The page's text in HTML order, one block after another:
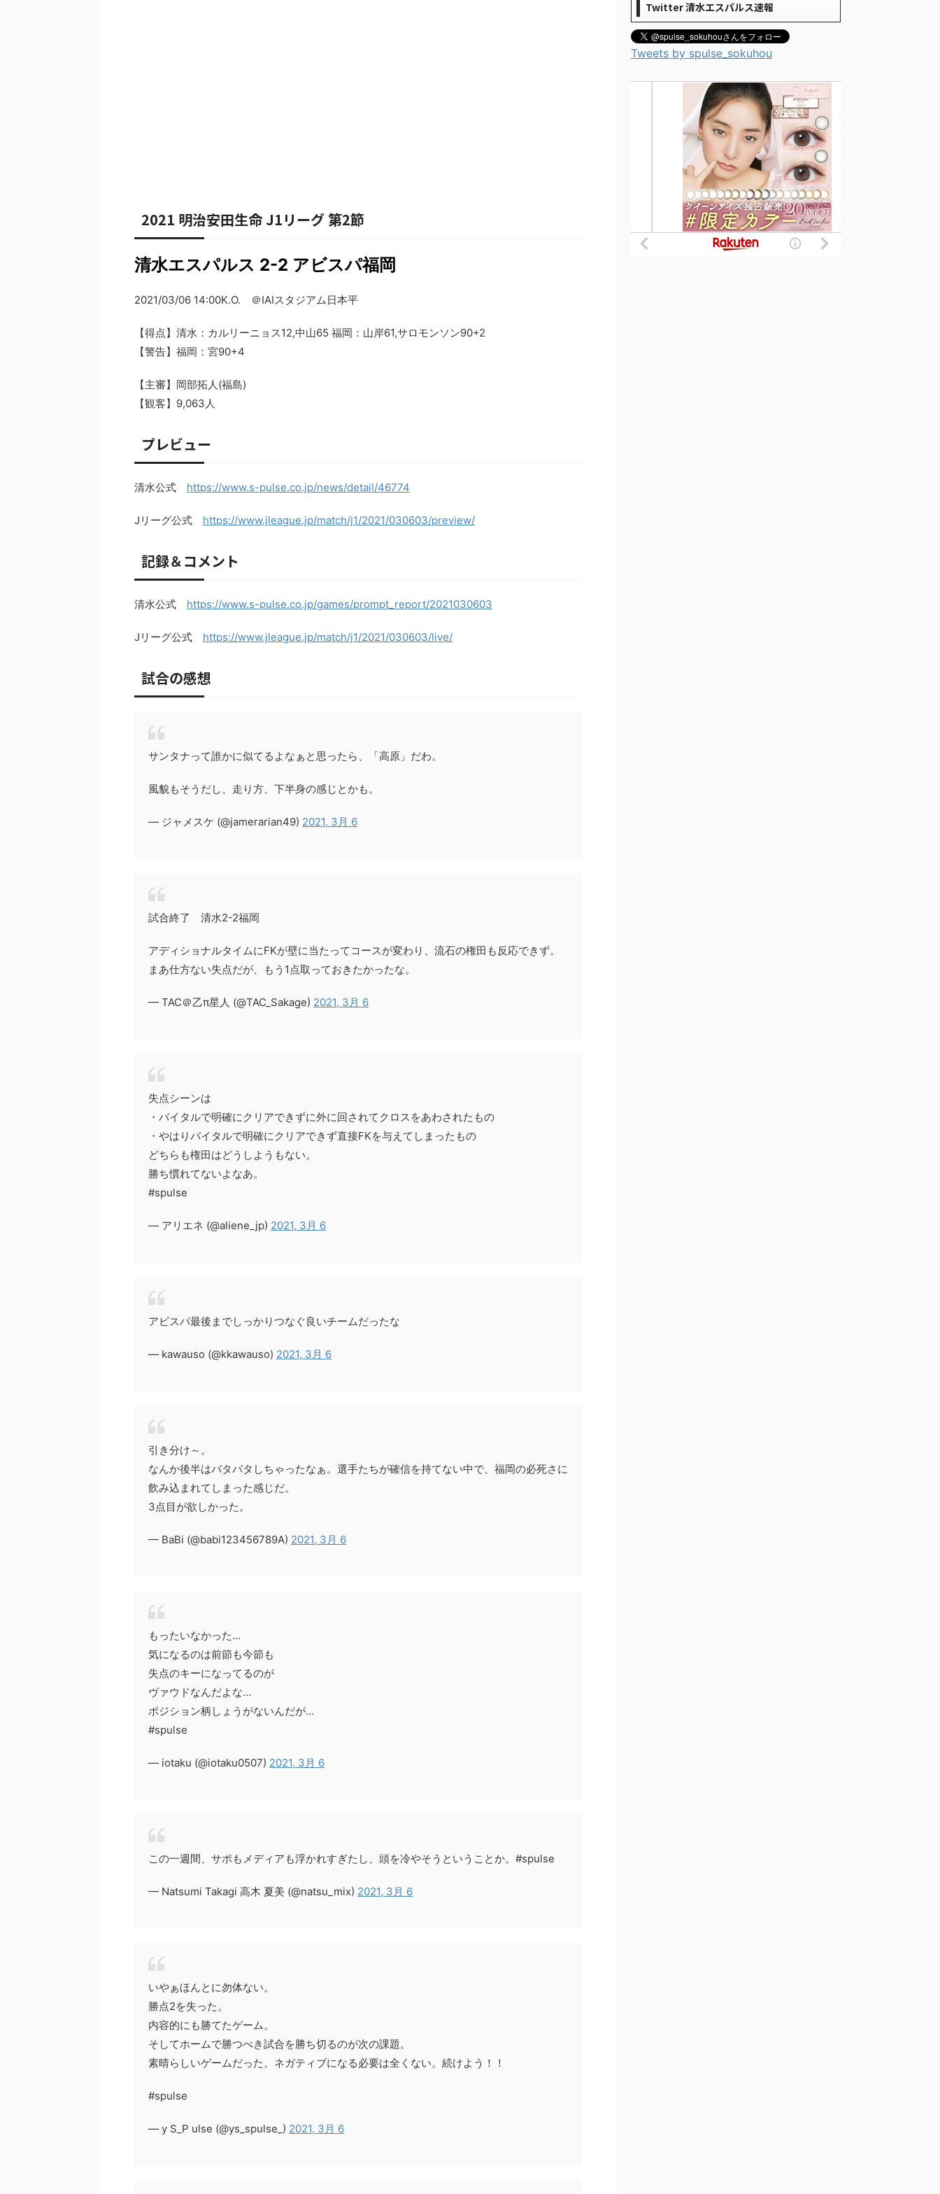
2021 明治安田生命 J1リーグ 第2節
清水エスパルス 2-2 アビスパ福岡
2021/03/06 14:00K.O. ＠IAIスタジアム日本平
【得点】清水：カルリーニョス12,中山65 福岡：山岸61,サロモンソン90+2
【警告】福岡：宮90+4
【主審】岡部拓人(福島)
【観客】9,063人
プレビュー
清水公式 https://www.s-pulse.co.jp/news/detail/46774
Jリーグ公式 https://www.jleague.jp/match/j1/2021/030603/preview/
記録＆コメント
清水公式 https://www.s-pulse.co.jp/games/prompt_report/2021030603
Jリーグ公式 https://www.jleague.jp/match/j1/2021/030603/live/
試合の感想
サンタナって誰かに似てるよなぁと思ったら、「高原」だわ。
風貌もそうだし、走り方、下半身の感じとかも。
— ジャメスケ (@jamerarian49) 2021, 3月 6
試合終了 清水2-2福岡
アディショナルタイムにFKが壁に当たってコースが変わり、流石の権田も反応できず。
まあ仕方ない失点だが、もう1点取っておきたかったな。
— TAC＠乙π星人 (@TAC_Sakage) 2021, 3月 6
失点シーンは
・バイタルで明確にクリアできずに外に回されてクロスをあわされたもの
・やはりバイタルで明確にクリアできず直接FKを与えてしまったもの
どちらも権田はどうしようもない。
勝ち慣れてないよなあ。
#spulse
— アリエネ (@aliene_jp) 2021, 3月 6
アビスパ最後までしっかりつなぐ良いチームだったな
— kawauso (@kkawauso) 2021, 3月 6
引き分け～。
なんか後半はバタバタしちゃったなぁ。選手たちが確信を持てない中で、福岡の必死さに
飲み込まれてしまった感じだ。
3点目が欲しかった。
— BaBi (@babi123456789A) 2021, 3月 6
もったいなかった…
気になるのは前節も今節も
失点のキーになってるのが
ヴァウドなんだよな…
ポジション柄しょうがないんだが…
#spulse
— iotaku (@iotaku0507) 2021, 3月 6
この一週間、サポもメディアも浮かれすぎたし、頭を冷やそうということか。#spulse
— Natsumi Takagi 高木 夏美 (@natsu_mix) 2021, 3月 6
いやぁほんとに勿体ない。
勝点2を失った。
内容的にも勝てたゲーム。
そしてホームで勝つべき試合を勝ち切るのが次の課題。
素晴らしいゲームだった。ネガティブになる必要は全くない。続けよう！！
#spulse
— y S_P ulse (@ys_spulse_) 2021, 3月 6
Twitter 清水エスパルス速報
Tweets by spulse_sokuhou